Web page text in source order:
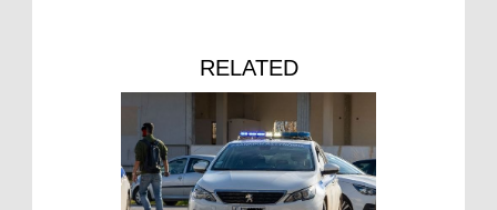
RELATED